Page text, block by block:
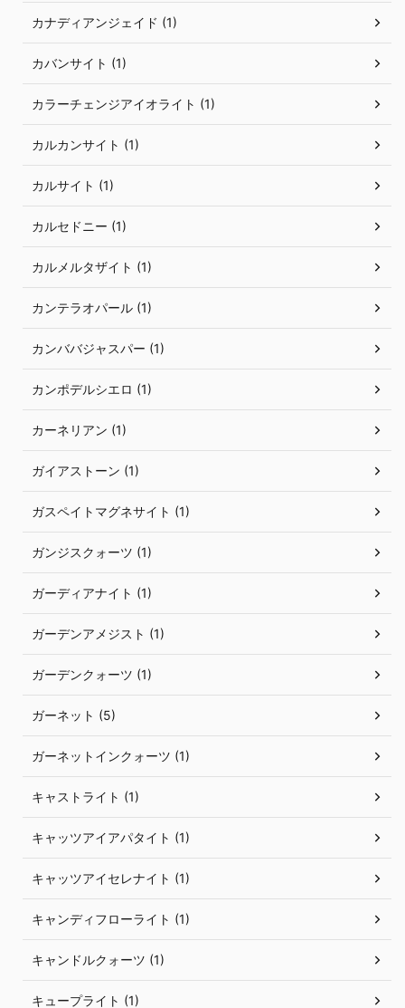
カナディアンジェイド (1)
カバンサイト (1)
カラーチェンジアイオライト (1)
カルカンサイト (1)
カルサイト (1)
カルセドニー (1)
カルメルタザイト (1)
カンテラオパール (1)
カンババジャスパー (1)
カンポデルシエロ (1)
カーネリアン (1)
ガイアストーン (1)
ガスペイトマグネサイト (1)
ガンジスクォーツ (1)
ガーディアナイト (1)
ガーデンアメジスト (1)
ガーデンクォーツ (1)
ガーネット (5)
ガーネットインクォーツ (1)
キャストライト (1)
キャッツアイアパタイト (1)
キャッツアイセレナイト (1)
キャンディフローライト (1)
キャンドルクォーツ (1)
キュープライト (1)